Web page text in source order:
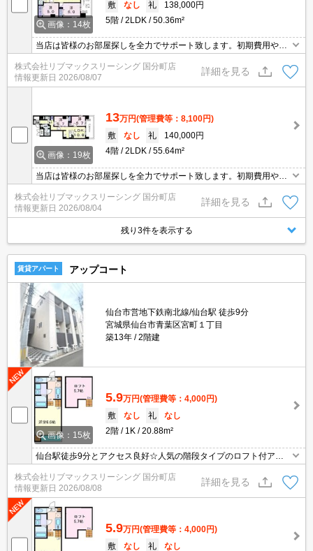
画像：14枚
敷
なし 礼
138,000円
5階
2LDK 50.36m²
当店は皆様のお部屋探しを全力でサポート致します。初期費用や契
約の事等何でもお気軽にご相談下さい！
株式会社リブマックスリーシング 国分町店
情報更新日 2026/08/07
詳細を見る
画像：19枚
13万円(管理費等：8,100円)
敷
なし 礼
140,000円
4階
2LDK 55.64m²
当店は皆様のお部屋探しを全力でサポート致します。初期費用や契
約の事等何でもお気軽にご相談下さい！
株式会社リブマックスリーシング 国分町店
情報更新日 2026/08/04
詳細を見る
残り3件を表示する
賃貸アパート アップコート
仙台市営地下鉄南北線/仙台駅 徒歩9分
宮城県仙台市青葉区宮町１丁目
築13年
2階建
画像：15枚
5.9万円(管理費等：4,000円)
敷
なし 礼
なし
2階
1K 20.88m²
仙台駅徒歩9分とアクセス良好☆人気の階段タイプのロフト付アパ
ート☆インターネット無料☆お買物やお食事にも便利な立地です！
2口コンロ、浴室乾燥、洗髪洗面化粧台、TVインターホンなど設備
充実！
株式会社リブマックスリーシング 国分町店
情報更新日 2026/08/08
詳細を見る
5.9万円(管理費等：4,000円)
敷
なし 礼 なし